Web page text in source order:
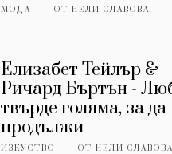
МОДА ОТНЕЛИ СЛАВОВА
Елизабет Тейлър &
Ричард Бъртън -
твърде голяма, за да
продължи
ИЗКУСТВО ОТНЕЛИ СЛАВОВА